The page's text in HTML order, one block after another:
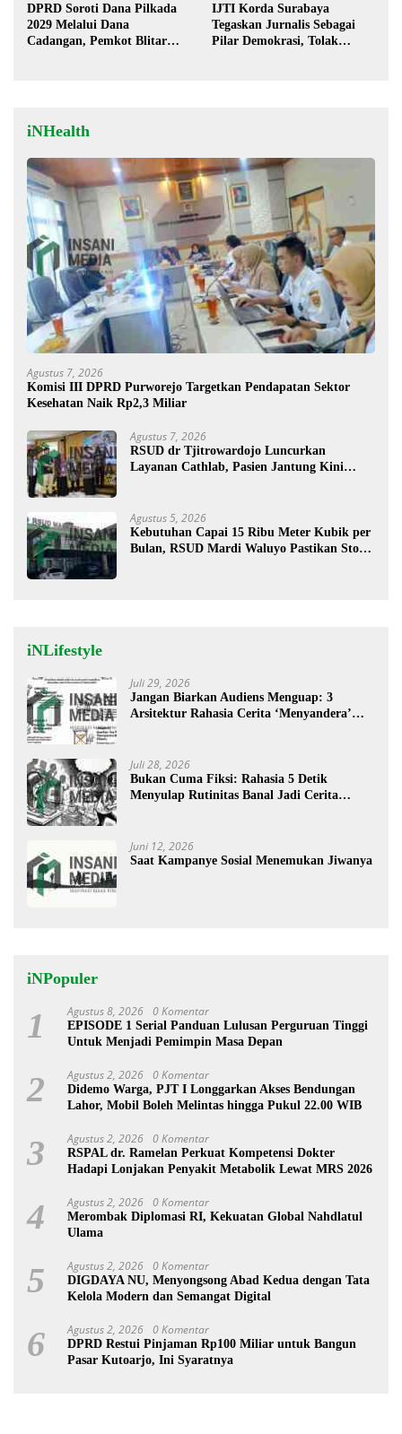
DPRD Soroti Dana Pilkada
2029 Melalui Dana
Cadangan, Pemkot Blitar
IJTI Korda Surabaya
Tegaskan Jurnalis Sebagai
Pilar Demokrasi, Tolak
iNHealth
Agustus 7, 2026
Komisi III DPRD Purworejo Targetkan Pendapatan Sektor
Kesehatan Naik Rp2,3 Miliar
Agustus 7, 2026
RSUD dr Tjitrowardojo Luncurkan
Layanan Cathlab, Pasien Jantung Kini
Agustus 5, 2026
Kebutuhan Capai 15 Ribu Meter Kubik per
Bulan, RSUD Mardi Waluyo Pastikan Stok
iNLifestyle
Juli 29, 2026
Jangan Biarkan Audiens Menguap: 3
Arsitektur Rahasia Cerita ‘Menyandera’
Juli 28, 2026
Bukan Cuma Fiksi: Rahasia 5 Detik
Menyulap Rutinitas Banal Jadi Cerita
Juni 12, 2026
Saat Kampanye Sosial Menemukan Jiwanya
iNPopuler
1 Agustus 8, 2026 0 Komentar
EPISODE 1 Serial Panduan Lulusan Perguruan Tinggi
Untuk Menjadi Pemimpin Masa Depan
2 Agustus 2, 2026 0 Komentar
Didemo Warga, PJT I Longgarkan Akses Bendungan
Lahor, Mobil Boleh Melintas hingga Pukul 22.00 WIB
3 Agustus 2, 2026 0 Komentar
RSPAL dr. Ramelan Perkuat Kompetensi Dokter
Hadapi Lonjakan Penyakit Metabolik Lewat MRS 2026
4 Agustus 2, 2026 0 Komentar
Merombak Diplomasi RI, Kekuatan Global Nahdlatul
Ulama
5 Agustus 2, 2026 0 Komentar
DIGDAYA NU, Menyongsong Abad Kedua dengan Tata
Kelola Modern dan Semangat Digital
6 Agustus 2, 2026 0 Komentar
DPRD Restui Pinjaman Rp100 Miliar untuk Bangun
Pasar Kutoarjo, Ini Syaratnya